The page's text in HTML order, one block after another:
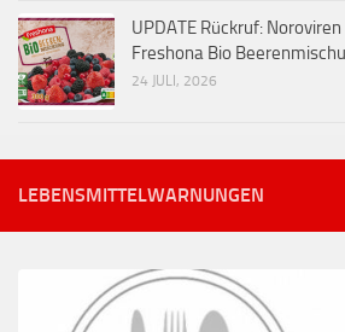
UPDATE Rückruf:
Freshona Bio
24 JULI, 2026
LEBENSMITTELWARNUNGEN